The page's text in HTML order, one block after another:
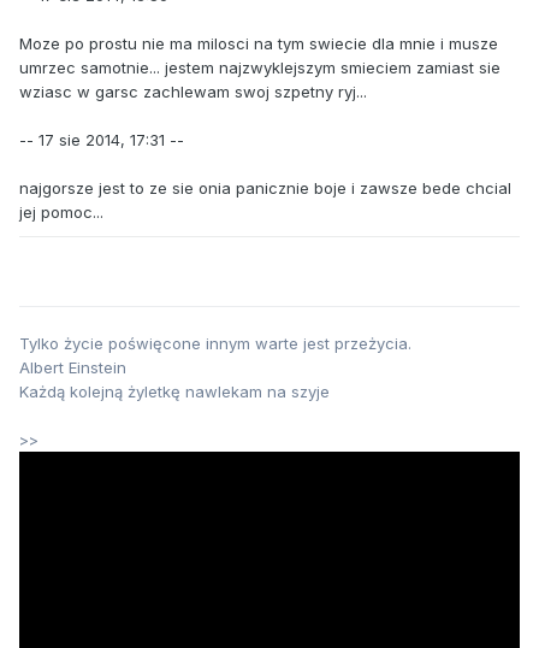
Moze po prostu nie ma milosci na tym swiecie dla mnie i musze
umrzec samotnie... jestem najzwyklejszym smieciem zamiast sie
wziasc w garsc zachlewam swoj szpetny ryj...
-- 17 sie 2014, 17:31 --
najgorsze jest to ze sie onia panicznie boje i zawsze bede chcial
jej pomoc...
Tylko życie poświęcone innym warte jest przeżycia.
Albert Einstein
Każdą kolejną żyletkę nawlekam na szyje
>>